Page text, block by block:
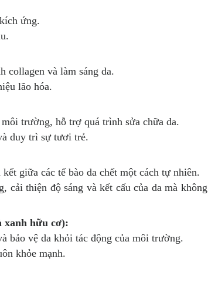
ứng.
collagen và làm sáng da.
lão hóa.
trường, hỗ trợ quá trình sửa chữa da.
duy trì sự tươi trẻ.
giữa các tế bào da chết một cách tự nhiên.
cải thiện độ sáng và kết cấu của da mà không
xanh hữu cơ):
bảo vệ da khỏi tác động của môi trường.
khỏe mạnh.